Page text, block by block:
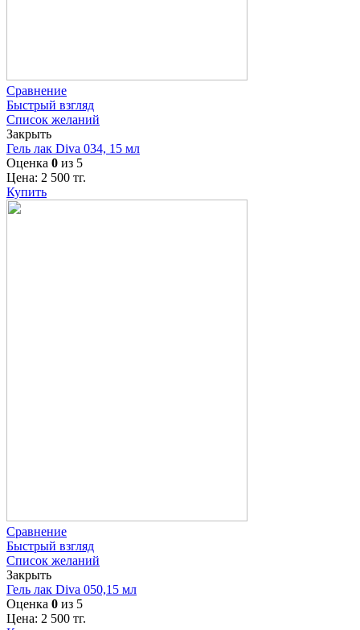
Сравнение
Быстрый взгляд
Список желаний
Закрыть
Гель лак Diva 034, 15 мл
Оценка 0 из 5
Цена: 2 500 тг.
Купить
Сравнение
Быстрый взгляд
Список желаний
Закрыть
Гель лак Diva 050,15 мл
Оценка 0 из 5
Цена: 2 500 тг.